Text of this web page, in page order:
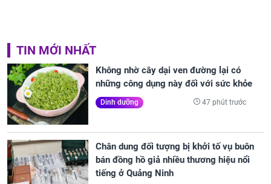
TIN MỚI NHẤT
Không nhờ cây dại ven đường lại có
những công dụng này đối với sức khỏe
Dinh dưỡng 47 phút trước
Chân dung đối tượng bị khởi tố vụ buôn
bán đồng hồ giả nhiều thương hiệu nổi
tiếng ở Quảng Ninh